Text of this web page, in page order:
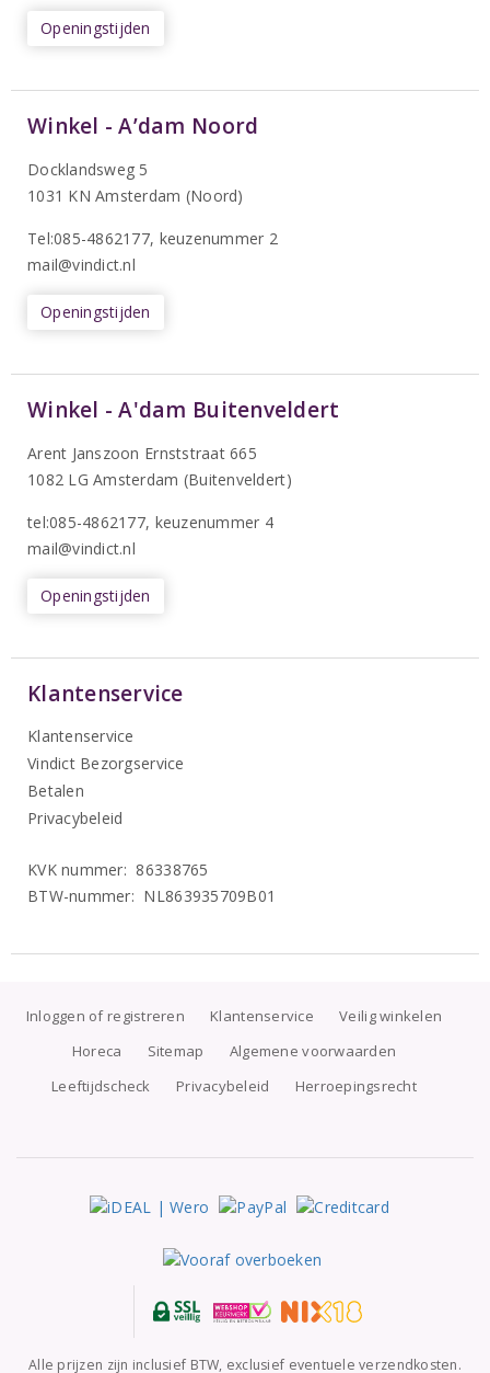
Openingstijden
Winkel - A’dam Noord
Docklandsweg 5
1031 KN Amsterdam (Noord)
Tel:085-4862177, keuzenummer 2
mail@vindict.nl
Openingstijden
Winkel - A'dam Buitenveldert
Arent Janszoon Ernststraat 665
1082 LG Amsterdam (Buitenveldert)
tel:085-4862177, keuzenummer 4
mail@vindict.nl
Openingstijden
Klantenservice
Klantenservice
Vindict Bezorgservice
Betalen
Privacybeleid
KVK nummer: 86338765
BTW-nummer: NL863935709B01
Inloggen of registreren Klantenservice
Veilig winkelen
Horeca
Sitemap
Algemene voorwaarden
Leeftijdscheck
Privacybeleid Herroepingsrecht
Alle prijzen zijn inclusief BTW, exclusief eventuele verzendkosten.